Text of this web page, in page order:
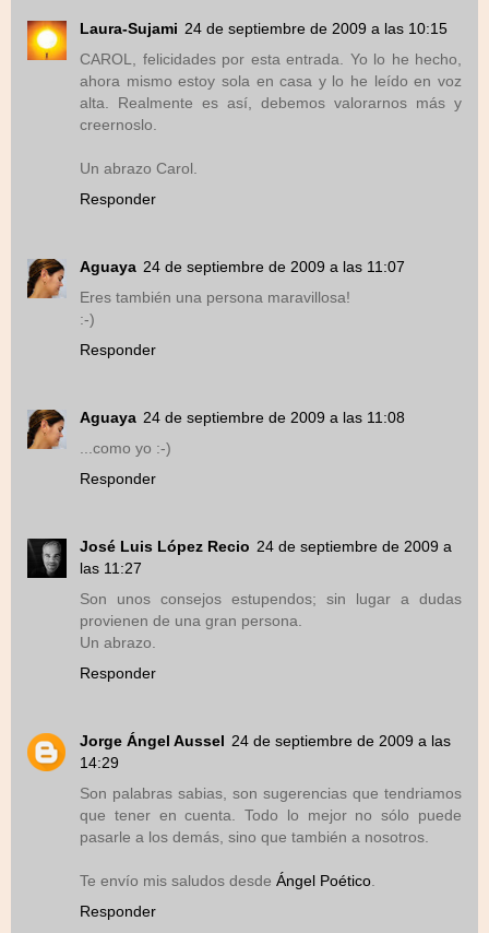
Laura-Sujami 24 de septiembre de 2009 a las 10:15
CAROL, felicidades por esta entrada. Yo lo he hecho,
ahora mismo estoy sola en casa y lo he leído en voz
alta. Realmente es así, debemos valorarnos más y
creernoslo.
Un abrazo Carol.
Responder
Aguaya 24 de septiembre de 2009 a las 11:07
Eres también una persona maravillosa!
:-)
Responder
Aguaya 24 de septiembre de 2009 a las 11:08
...como yo :-)
Responder
José Luis López Recio 24 de septiembre de 2009 a
las 11:27
Son unos consejos estupendos; sin lugar a dudas
provienen de una gran persona.
Un abrazo.
Responder
Jorge Ángel Aussel 24 de septiembre de 2009 a las
14:29
Son palabras sabias, son sugerencias que tendriamos
que tener en cuenta. Todo lo mejor no sólo puede
pasarle a los demás, sino que también a nosotros.
Te envío mis saludos desde Ángel Poético
Responder